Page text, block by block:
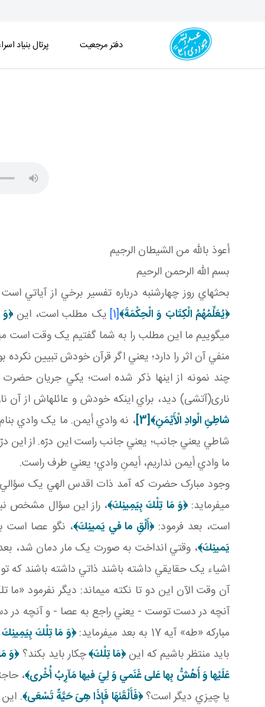
دفتر مرجعیت پرتال بنیاد
أعوذ بالله من الشيطان الرجيم
بسم الله الرحمن الرحيم
بحث هاي روز چهارشنبه درباره تفسير برخي از آياتي
﴿يُعَلِّمُهُمُ الْكِتَابَ وَ الْحِكْمَةَ﴾[1] يک مطلب است، اين﴿وَ
مي گوييم ما اين مطلب را به شما گفتيم يک وقت است
منفي آن اثر را دارد؛ يعني اگر قرآن خودش تبيين
چند نمونه از اينها ذکر شده است؛ يکي جريان
ناری(آتشی) ديد، براي اينکه خودش و عائله اش از آن
شاطِئِ الْوادِ الْأَيْمَنِ‏﴾[3] ، نه وادي أيمن. ما يک وادي
شاطي يعني جانب؛ يعني جانب راست اين درّه. از اين
ما وادي أيمن نداريم، أيمنِ وادي؛ يعني طرف راست.
وجود مبارک حضرت که آمد ذات اقدس الهي يک سؤالي
مي فرمايد:﴿وَ مَا تِلْكَ بِيَمِينِكَ﴾، راز اين سؤال مشخص
است، بعد فرمود:﴿أَلْقِ ما في‏ يَمينِكَ‏﴾، نگو عصا است
يَمينِكَ‏﴾، وقتي انداخت به صورت يک مار دمان شد،
اشياء يک حقايقي داشته باشند ذاتي داشته باشند که
آن وقت الآن اين دو تا نکته مي ماند: ديگر نفرمود
آنچه در دست توست - يعني راجع به عصا - و آنچه در
مبارکه «طه» آيه 17 به بعد مي فرمايد:
﴿وَ مَا تِلْكَ
بايد منتظر باشيم که اين﴿مَا تِلْكَ﴾چکار بايد بکند؟﴿وَ
عَلَيْها وَ أَهُشُّ بِها عَلى‏ غَنَمي‏ وَ لِيَ فيها مَآرِبُ أُخْرى‏﴾،
يا چيزي ديگر است؟﴿فَأَلْقَئهَا فَإِذَا هِىَ حَيَّةٌ تَسْعَى‏﴾.